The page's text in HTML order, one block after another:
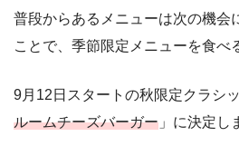
普段からあるメニューは次の機会
ことで、季節限定メニューを食べ
9月12日スタートの秋限定クラシ
ルームチーズバーガー 」に決定し